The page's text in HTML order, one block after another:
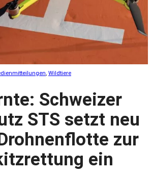
, Wildtiere
Schweizer
STS setzt neu
zur
ein